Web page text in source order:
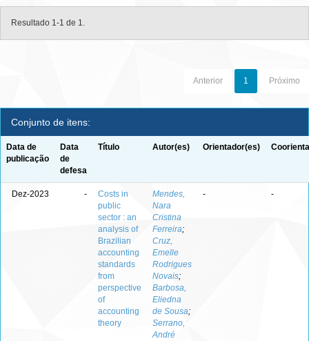
Resultado 1-1 de 1.
Anterior 1 Próximo
Conjunto de itens:
Data de
publicação
Data
de
defesa
Título Autor(es) Orientador(es)
Dez-2023 -
Costs in
public
sector : an
analysis of
Brazilian
accounting
standards
from
perspective
of
accounting
theory
Mendes,
Nara
Cristina
Ferreira;
Cruz,
Emelle
Rodrigues
Novais;
Barbosa,
Eliedna
de Sousa;
Serrano,
André
- -